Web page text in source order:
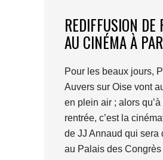
REDIFFUSION DE
AU CINÉMA À
Pour les beaux jours,
Auvers sur Oise vont
en plein air ; alors qu’à
rentrée, c’est la
de JJ Annaud qui sera
au Palais des Congrès